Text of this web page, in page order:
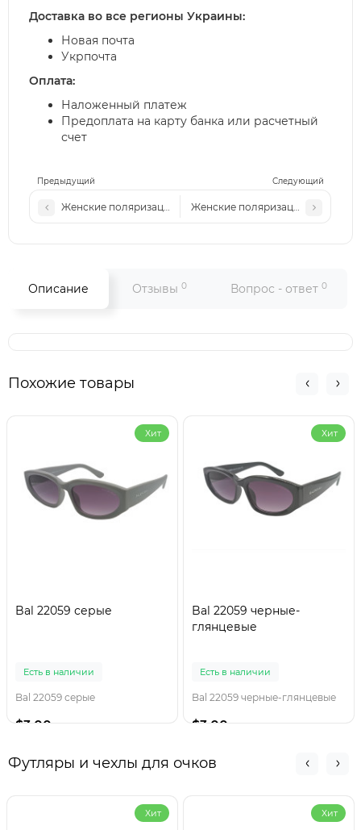
Предыдущий Следующий
Женские поляризационные солнцезащитные очки GG
Женские поляризационные
Доставка во все регионы Украины:
Новая почта
Укрпочта
Оплата:
Наложенный платеж
Предоплата на карту банка или расчетный
счет
Описание Отзывы 0 Вопрос - ответ 0
Похожие товары
Хит
Bal 22059 серые
Есть в наличии
Bal 22059 серые
$3.00
Хит
Bal 22059 черные-
глянцевые
Есть в наличии
Bal 22059 черные-глянцевые
$3.00
Футляры и чехлы для очков
Хит Хит